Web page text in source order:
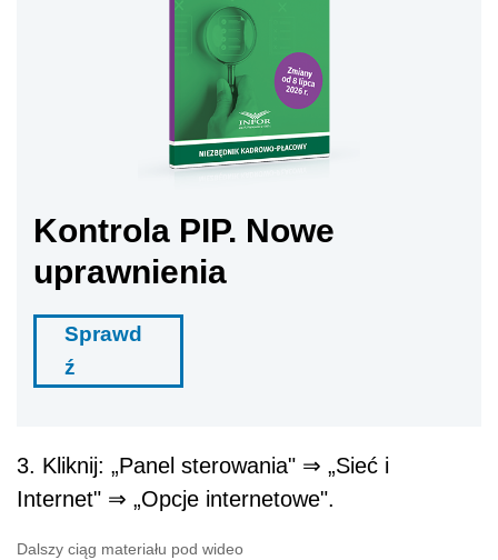
Kontrola PIP. Nowe
uprawnienia
Sprawd
ź
3. Kliknij: „Panel sterowania" ⇒ „Sieć i
Internet" ⇒ „Opcje internetowe".
Dalszy ciąg materiału pod wideo